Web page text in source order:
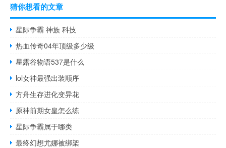
猜你想看的文章
星际争霸 神族 科技
热血传奇04年顶级多少级
星露谷物语537是什么
lol女神最强出装顺序
方舟生存进化变异花
原神前期女皇怎么练
星际争霸属于哪类
最终幻想尤娜被绑架